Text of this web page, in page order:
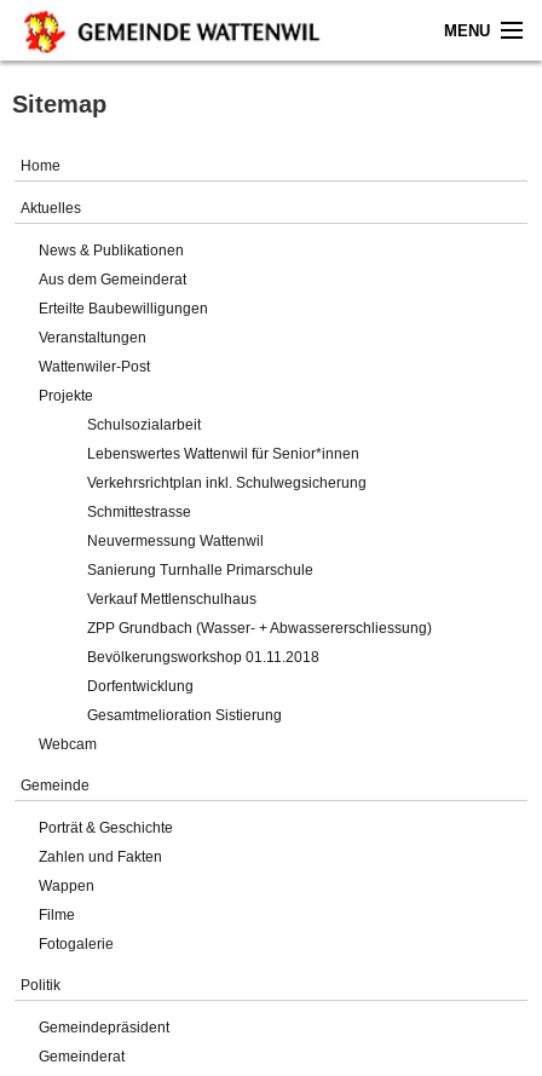
MENU
Home
Gemeinde
Verwaltung
Online-Service
Impressum
Sitemap
Home
Aktuelles
News & Publikationen
Aus dem Gemeinderat
Erteilte Baubewilligungen
Veranstaltungen
Wattenwiler-Post
Projekte
Schulsozialarbeit
Lebenswertes Wattenwil für Senior*innen
Verkehrsrichtplan inkl. Schulwegsicherung
Schmittestrasse
Neuvermessung Wattenwil
Sanierung Turnhalle Primarschule
Verkauf Mettlenschulhaus
ZPP Grundbach (Wasser- + Abwassererschliessung)
Bevölkerungsworkshop 01.11.2018
Dorfentwicklung
Gesamtmelioration Sistierung
Webcam
Gemeinde
Porträt & Geschichte
Zahlen und Fakten
Wappen
Filme
Fotogalerie
Politik
Gemeindepräsident
Gemeinderat